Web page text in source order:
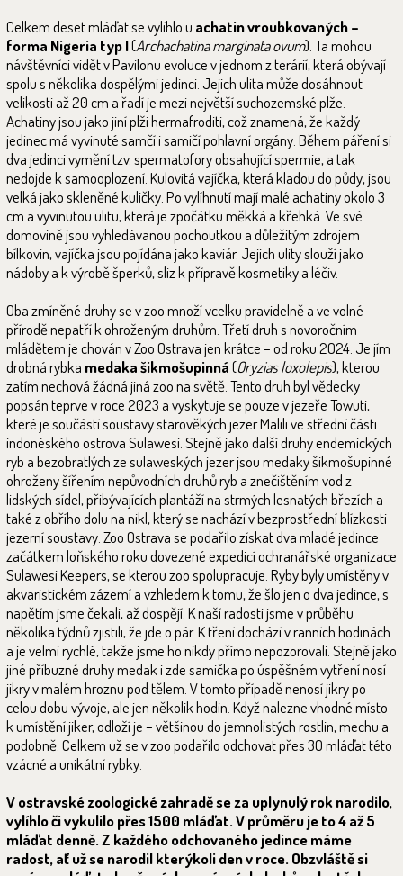
Celkem deset mláďat se vylíhlo u achatin vroubkovaných –
forma Nigeria typ I(Archachatina marginata ovum). Ta mohou
návštěvníci vidět v Pavilonu evoluce v jednom z terárií, která obývají
spolu s několika dospělými jedinci. Jejich ulita může dosáhnout
velikosti až 20 cm a řadí je mezi největší suchozemské plže.
Achatiny jsou jako jiní plži hermafroditi, což znamená, že každý
jedinec má vyvinuté samčí i samičí pohlavní orgány. Během páření si
dva jedinci vymění tzv. spermatofory obsahující spermie, a tak
nedojde k samooplození. Kulovitá vajíčka, která kladou do půdy, jsou
velká jako skleněné kuličky. Po vylíhnutí mají malé achatiny okolo 3
cm a vyvinutou ulitu, která je zpočátku měkká a křehká. Ve své
domovině jsou vyhledávanou pochoutkou a důležitým zdrojem
bílkovin, vajíčka jsou pojídána jako kaviár. Jejich ulity slouží jako
nádoby a k výrobě šperků, sliz k přípravě kosmetiky a léčiv.
Oba zmíněné druhy se v zoo množí vcelku pravidelně a ve volné
přírodě nepatří k ohroženým druhům. Třetí druh s novoročním
mládětem je chován v Zoo Ostrava jen krátce – od roku 2024. Je jím
drobná rybka medaka šikmošupinná(Oryzias loxolepis), kterou
zatím nechová žádná jiná zoo na světě. Tento druh byl vědecky
popsán teprve v roce 2023 a vyskytuje se pouze v jezeře Towuti,
které je součástí soustavy starověkých jezer Malili ve střední části
indonéského ostrova Sulawesi. Stejně jako další druhy endemických
ryb a bezobratlých ze sulaweských jezer jsou medaky šikmošupinné
ohroženy šířením nepůvodních druhů ryb a znečištěním vod z
lidských sídel, přibývajících plantáží na strmých lesnatých březích a
také z obřího dolu na nikl, který se nachází v bezprostřední blízkosti
jezerní soustavy. Zoo Ostrava se podařilo získat dva mladé jedince
začátkem loňského roku dovezené expedicí ochranářské organizace
Sulawesi Keepers, se kterou zoo spolupracuje. Ryby byly umístěny v
akvaristickém zázemí a vzhledem k tomu, že šlo jen o dva jedince, s
napětím jsme čekali, až dospějí. K naší radosti jsme v průběhu
několika týdnů zjistili, že jde o pár. K tření dochází v ranních hodinách
a je velmi rychlé, takže jsme ho nikdy přímo nepozorovali. Stejně jako
jiné příbuzné druhy medak i zde samička po úspěšném vytření nosí
jikry v malém hroznu pod tělem. V tomto případě nenosí jikry po
celou dobu vývoje, ale jen několik hodin. Když nalezne vhodné místo
k umístění jiker, odloží je – většinou do jemnolistých rostlin, mechu a
podobně. Celkem už se v zoo podařilo odchovat přes 30 mláďat této
vzácné a unikátní rybky.
V ostravské zoologické zahradě se za uplynulý rok narodilo,
vylíhlo či vykulilo přes 1500 mláďat. V průměru je to 4 až 5
mláďat denně. Z každého odchovaného jedince máme
radost, ať už se narodil kterýkoli den v roce. Obzvláště si